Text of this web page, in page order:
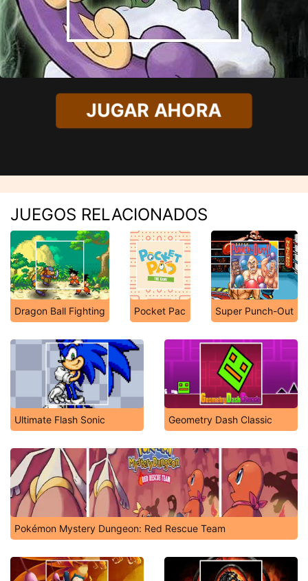
JUGAR AHORA
JUEGOS RELACIONADOS
Dragon Ball Fighting Pocket Pac Super Punch-Out
Ultimate Flash Sonic Geometry Dash Classic
Pokémon Mystery Dungeon: Red Rescue Team